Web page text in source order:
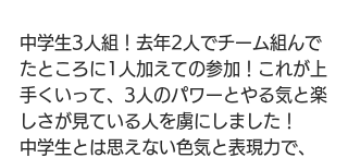
中学生3人組！去年2人でチーム組んで
たところに1人加えての参加！これが上
手くいって、3人のパワーとやる気と楽
しさが見ている人を虜にしました！
中学生とは思えない色気と表現力で、